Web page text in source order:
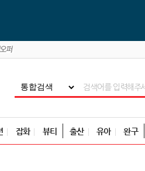
잡화 뷰티 출산 유아 완구